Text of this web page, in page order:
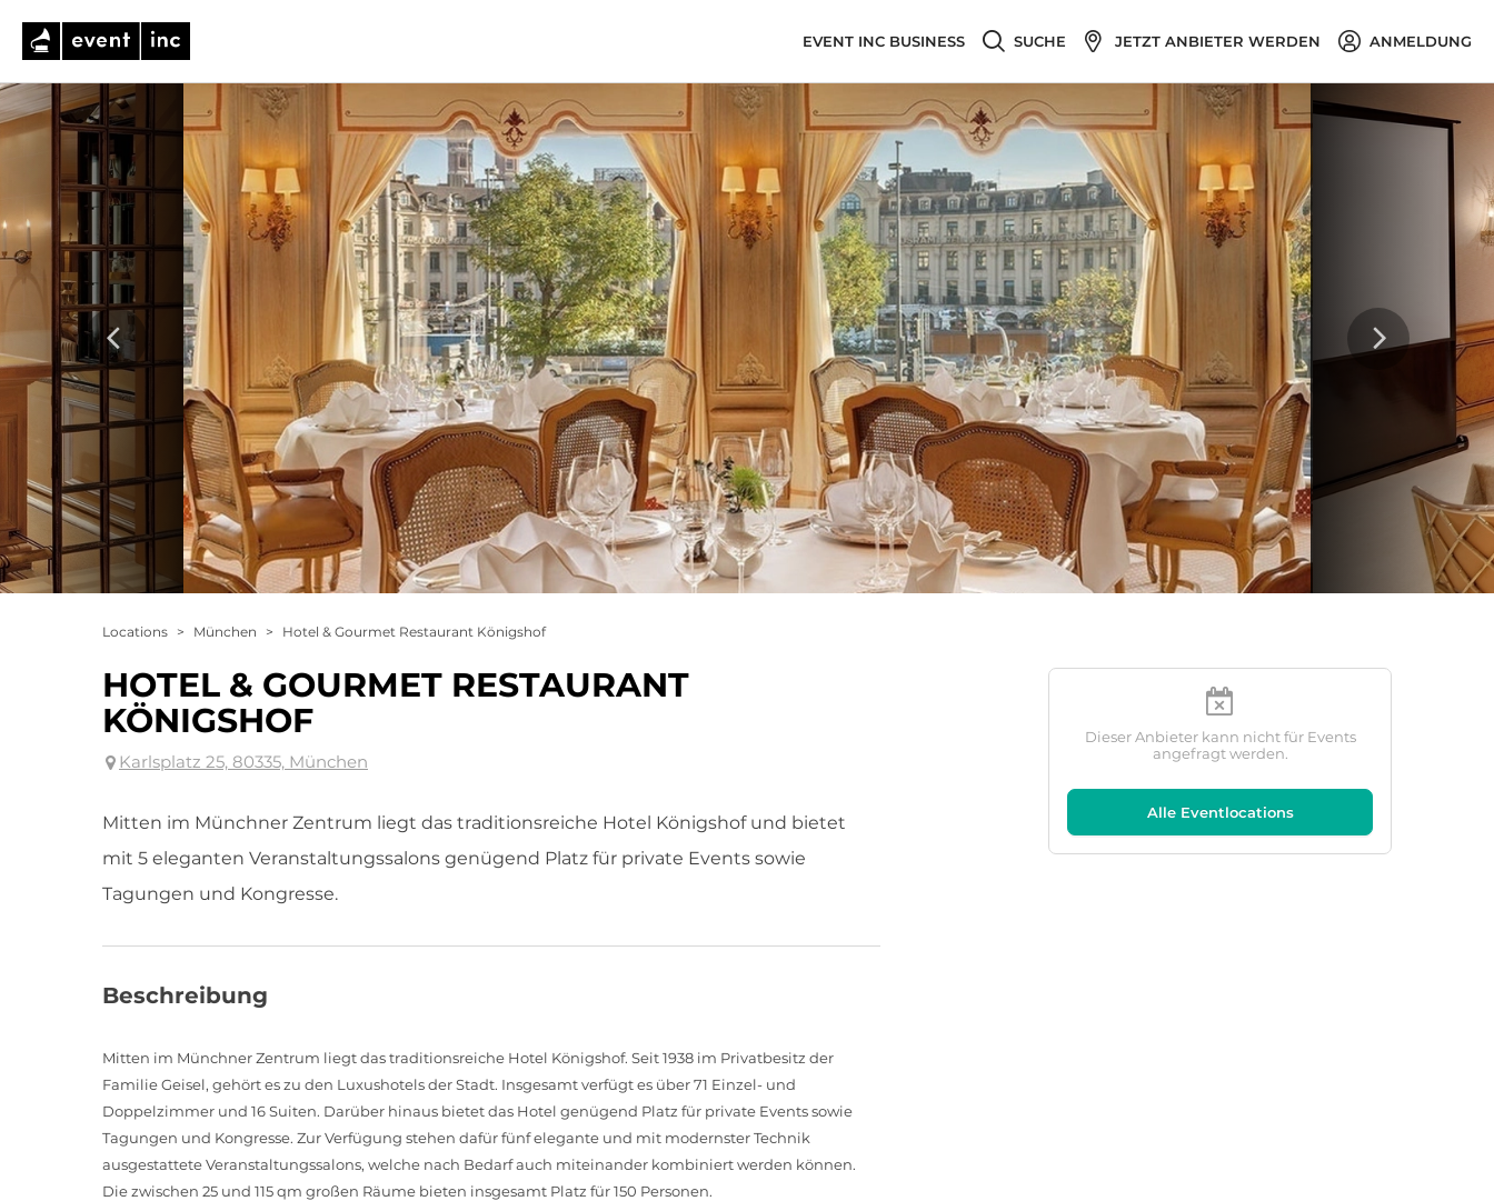
EVENT INC BUSINESS SUCHE JETZT ANBIETER WERDEN ANMELDUNG
Locations > München > Hotel & Gourmet Restaurant Königshof
HOTEL & GOURMET RESTAURANT
KÖNIGSHOF
Karlsplatz 25, 80335, München
Mitten im Münchner Zentrum liegt das traditionsreiche Hotel Königshof und bietet
mit 5 eleganten Veranstaltungssalons genügend Platz für private Events sowie
Tagungen und Kongresse.
Beschreibung
Mitten im Münchner Zentrum liegt das traditionsreiche Hotel Königshof. Seit 1938 im Privatbesitz der
Familie Geisel, gehört es zu den Luxushotels der Stadt. Insgesamt verfügt es über 71 Einzel- und
Doppelzimmer und 16 Suiten. Darüber hinaus bietet das Hotel genügend Platz für private Events sowie
Tagungen und Kongresse. Zur Verfügung stehen dafür fünf elegante und mit modernster Technik
ausgestattete Veranstaltungssalons, welche nach Bedarf auch miteinander kombiniert werden können.
Die zwischen 25 und 115 qm großen Räume bieten insgesamt Platz für 150 Personen.
Dieser Anbieter kann nicht für Events
angefragt werden.
Alle Eventlocations